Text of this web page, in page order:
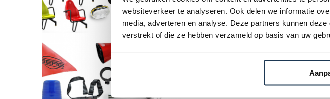
websiteverkeer te analyseren. Ook delen we informatie
media, adverteren en analyse. Deze partners kunnen
verstrekt of die ze hebben verzameld op basis van uw